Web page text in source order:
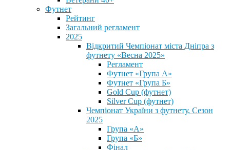
Футнет
Рейтинг
Загальний регламент
2025
Відкритий Чемпіонат міста Дніпра з
футнету «Весна 2025»
Регламент
Футнет «Група А»
Футнет «Група Б»
Gold Cup (футнет)
Silver Cup (футнет)
Чемпіонат України з футнету, Сезон
2025
Група «А»
Група «Б»
Фінал